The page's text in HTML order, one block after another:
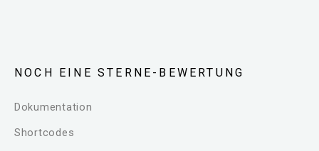
NOCH EINE STERNE-BEWERTUNG
Dokumentation
Shortcodes